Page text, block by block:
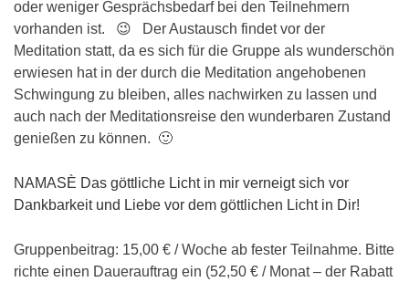
oder weniger Gesprächsbedarf bei den Teilnehmern
vorhanden ist. 😉 Der Austausch findet vor der
Meditation statt, da es sich für die Gruppe als wunderschön
erwiesen hat in der durch die Meditation angehobenen
Schwingung zu bleiben, alles nachwirken zu lassen und
auch nach der Meditationsreise den wunderbaren Zustand
genießen zu können. 🙂
NAMASÈ Das göttliche Licht in mir verneigt sich vor
Dankbarkeit und Liebe vor dem göttlichen Licht in Dir!
Gruppenbeitrag: 15,00 € / Woche ab fester Teilnahme. Bitte
richte einen Dauerauftrag ein (52,50 € / Monat – der Rabatt